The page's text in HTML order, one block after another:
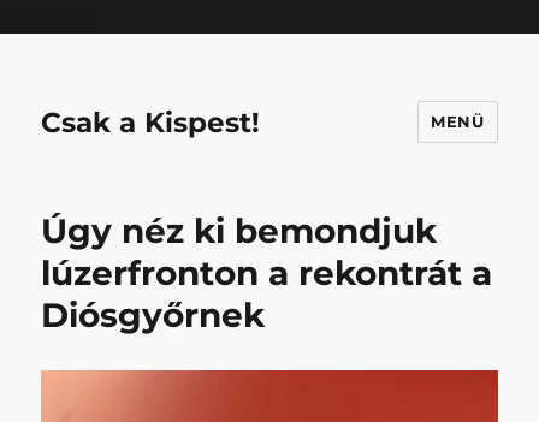
Csak a Kispest! MENÜ
Úgy néz ki bemondjuk
lúzerfronton a rekontrát a
Diósgyőrnek